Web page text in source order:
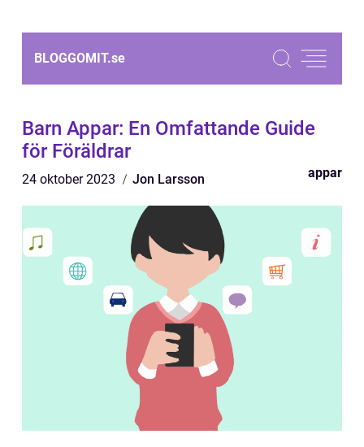
BLOGGOMIT.se
Barn Appar: En Omfattande Guide
för Föräldrar
24 oktober 2023 Jon Larsson appar